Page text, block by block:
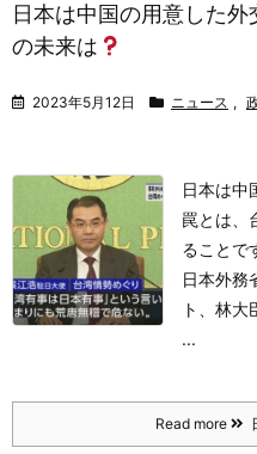
日本は中国の用意した
の未来は
2023年5月12日 ニュース ,
日本は中
罠とは、
ることで
日本外務
ト、林大
...
Read more